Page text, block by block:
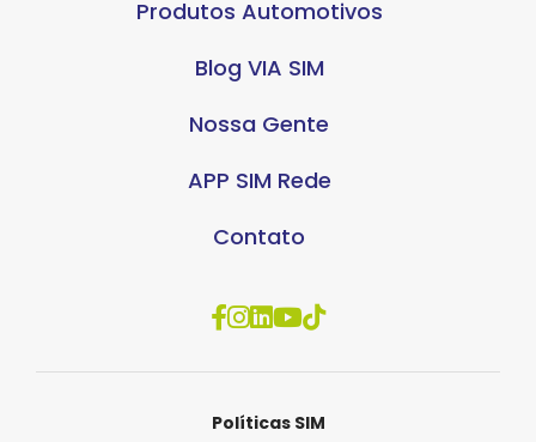
Produtos Automotivos
Blog VIA SIM
Nossa Gente
APP SIM Rede
Contato
Políticas SIM